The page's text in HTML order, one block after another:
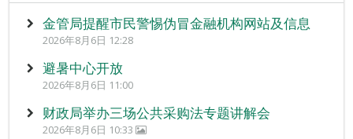
金管局提醒市民警惕伪冒金融机构网站及信息
2026年8月6日 12:28
避暑中心开放
2026年8月6日 11:00
财政局举办三场公共采购法专题讲解会
2026年8月6日 10:33